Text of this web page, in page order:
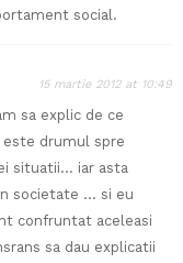
social.
15 martie 2012 at 10:49
sa explic de ce
drumul spre
situatii… iar asta
societate … si eu
confruntat aceleasi
sa dau explicatii